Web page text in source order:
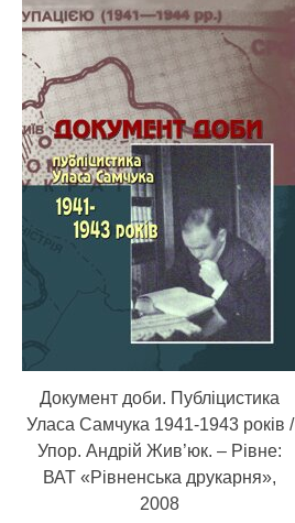
Документ доби. Публіцистика
Уласа Самчука 1941-1943 років /
Упор. Андрій Жив’юк. – Рівне:
ВАТ «Рівненська друкарня»,
2008